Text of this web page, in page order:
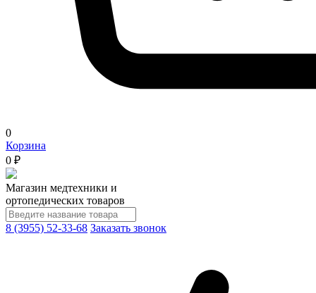
0
Корзина
0 ₽
Магазин медтехники и
ортопедических товаров
8 (3955) 52-33-68 Заказать звонок